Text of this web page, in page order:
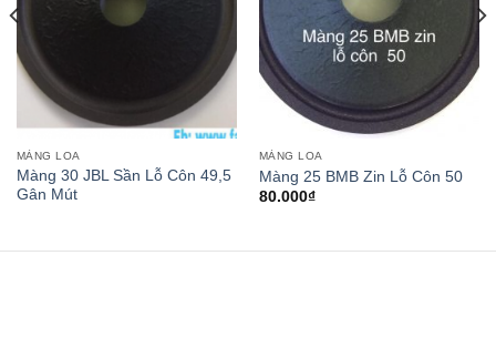
MÀNG LOA
Màng 30 JBL Sần Lỗ Côn 49,5
Gân Mút
MÀNG LOA
Màng 25 BMB Zin Lỗ Côn 50
80.000₫